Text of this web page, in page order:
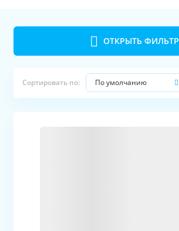
ОТКРЫТЬ ФИЛЬТР
Сортировать по: По умолчанию